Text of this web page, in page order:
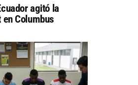
agitó la
Columbus